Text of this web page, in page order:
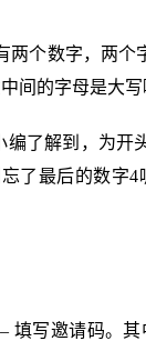
两个数字，两个
间的字母是大
了解到，为开
了最后的数字
填写邀请码。